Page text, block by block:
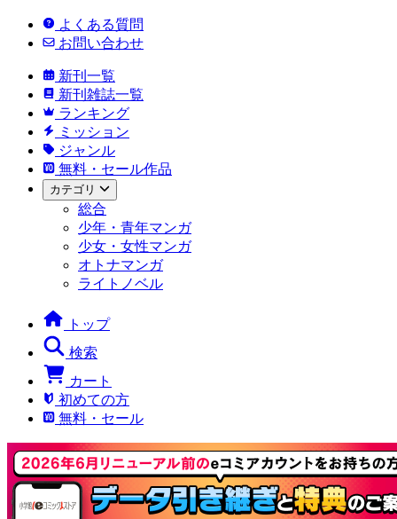
よくある質問
お問い合わせ
新刊一覧
新刊雑誌一覧
ランキング
ミッション
ジャンル
無料・セール作品
カテゴリ
総合
少年・青年マンガ
少女・女性マンガ
オトナマンガ
ライトノベル
トップ
検索
カート
初めての方
無料・セール